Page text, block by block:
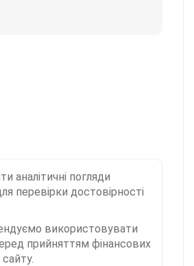
аналітичні погляди
перевірки достовірності
використовувати
прийняттям фінансових